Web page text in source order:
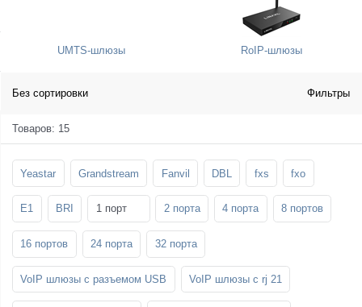
UMTS-шлюзы RoIP-шлюзы
Без сортировки Фильтры
Товаров: 15
Yeastar Grandstream Fanvil DBL fxs fxo
E1 BRI 1 порт 2 порта 4 порта 8 портов
16 портов 24 порта 32 порта
VoIP шлюзы с разъемом USB VoIP шлюзы с rj 21
3G/4G LTE и ADSL модемы
Мобильные телефоны